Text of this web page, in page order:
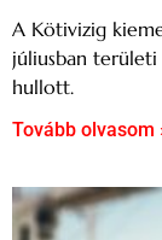
A Kötivizig
júliusban
hullott.
Tovább olvasom